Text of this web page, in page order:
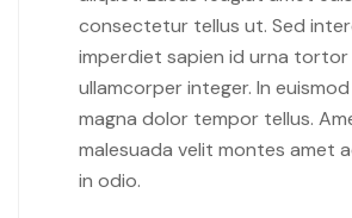
consectetur tellus ut. Sed
imperdiet sapien id urna tortor
ullamcorper integer. In
magna dolor tempor tellus.
malesuada velit montes amet
in odio.